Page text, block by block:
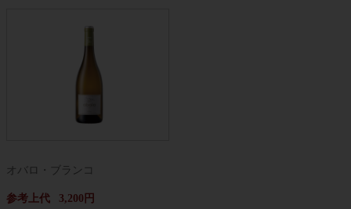
オバロ・ブランコ
参考上代 3,200円